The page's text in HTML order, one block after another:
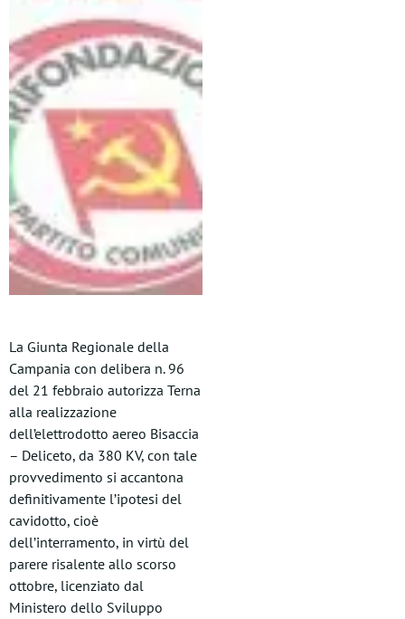
La Giunta Regionale della
Campania con delibera n. 96
del 21 febbraio autorizza Terna
alla realizzazione
dell’elettrodotto aereo Bisaccia
– Deliceto, da 380 KV, con tale
provvedimento si accantona
definitivamente l’ipotesi del
cavidotto, cioè
dell’interramento, in virtù del
parere risalente allo scorso
ottobre, licenziato dal
Ministero dello Sviluppo